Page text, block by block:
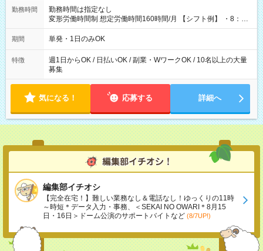
勤務時間
勤務時間は指定なし
変形労働時間制 想定労働時間160時間/月 【シフト例】 ・8：00
～21：00
期間 単発・1日のみOK
特徴
週1日からOK / 日払いOK / 副業・WワークOK / 10名以上の大量
募集
気になる！ 応募する 詳細へ
編集部イチオシ
【完全在宅！】難しい業務なし＆電話なし！ゆっくりの11時
～時短＊データ入力・事務、＜SEKAI NO OWARI＊8月15
日・16日＞ドーム公演のサポートバイトなど (8/7UP!)